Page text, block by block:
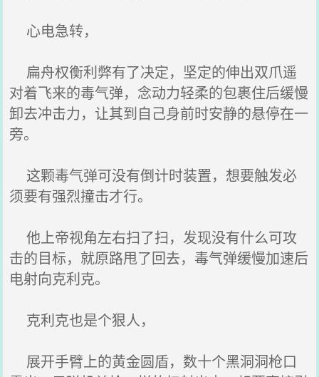
心电急转，
扁舟权衡利弊有了决定，坚定的伸出双爪遥
对着飞来的毒气弹，念动力轻柔的包裹住后缓慢
卸去冲击力，让其到自己身前时安静的悬停在一
旁。
这颗毒气弹可没有倒计时装置，想要触发必
须要有强烈撞击才行。
他上帝视角左右扫了扫，发现没有什么可攻
击的目标，就原路甩了回去，毒气弹缓慢加速后
电射向克利克。
克利克也是个狠人，
展开手臂上的黄金圆盾，数十个黑洞洞枪口